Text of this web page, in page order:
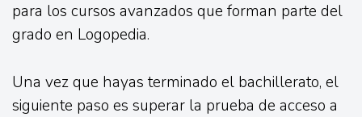
para los cursos avanzados que forman parte del
grado en Logopedia.
Una vez que hayas terminado el bachillerato, el
siguiente paso es superar la prueba de acceso a